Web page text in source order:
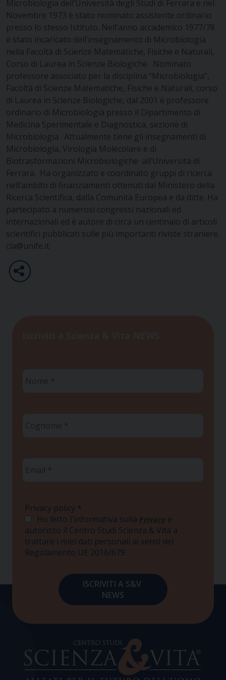
Microbiologia dell’Università degli Studi di Ferrara e nel
Novembre 1973 è stato nominato assistente ordinario
presso lo stesso Istituto. Nell’anno accademico 1977/78
è stato incaricato dell’insegnamento di Microbiologia
nella Facoltà di Scienze Matematiche, Fisiche e Naturali,
Corso di Laurea in Scienze Biologiche. Nominato
professore associato per la disciplina “Microbiologia”,
Facoltà di Scienze Matematiche, Fisiche e Naturali, corso
di Laurea in Scienze Biologiche, dal 2001 è professore
ordinario di Microbiologia presso il Dipartimento di
Medicina Sperimentale e Diagnostica, sezione di
Microbiologia . Attualmente tiene gli insegnamenti di
Microbiologia, Virologia Molecolare e di
Biotrasformazioni Microbiologiche all’Università di
Ferrara. Ha organizzato e coordinato gruppi di ricerca
nell’ambito di finanziamenti ottenuti dal Ministero della
Ricerca Scientifica, dalla Comunità Europea e da ditte. Ha
partecipato a numerosi congressi nazionali ed
internazionali ed è autore di circa un centinaio di articoli
scientifici pubblicati sulle più importanti riviste straniere.
cla@unife.it
Privacy policy *
Ho letto l'informativa sulla Privacy e
autorizzo il Centro Studi Scienza & Vita a
trattare i miei dati personali ai sensi del
Regolamento UE 2016/679